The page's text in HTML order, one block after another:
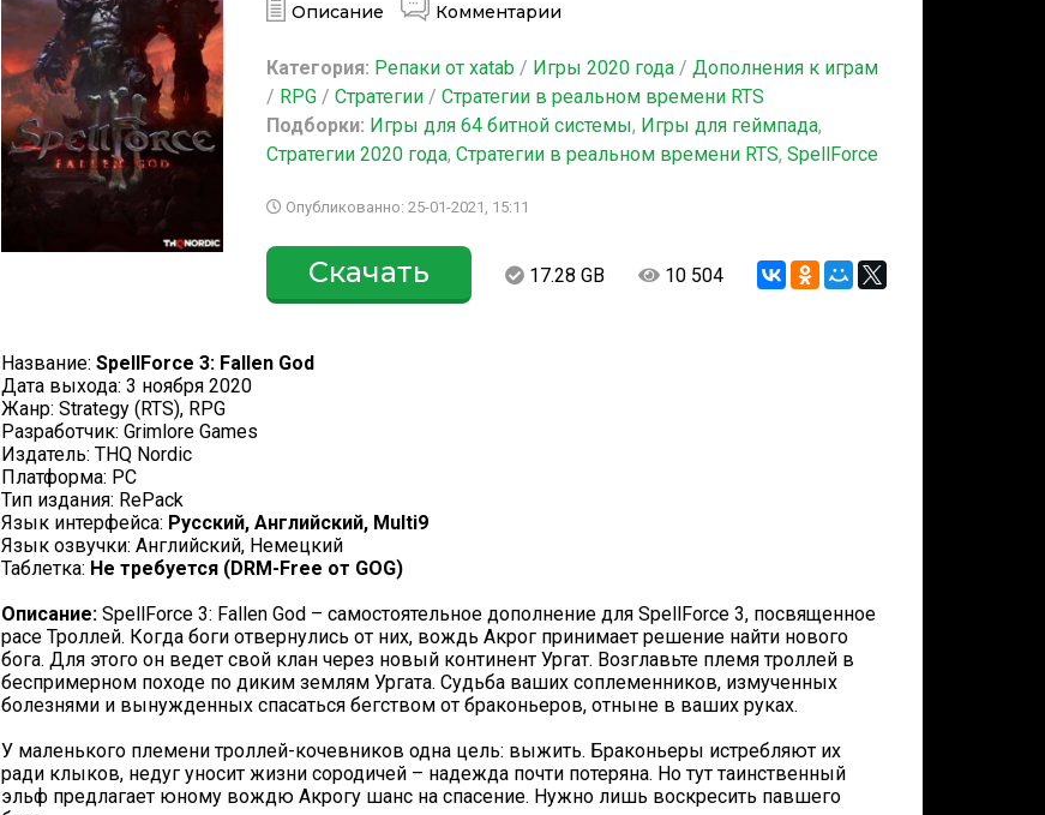
Описание Комментарии
Категория: Репаки от xatab / Игры 2020 года /Дополнения к играм
/ RPG /Стратегии /Стратегии в реальном времени RTS
Подборки: Игры для 64 битной системы, Игры для геймпада,
Стратегии 2020 года,Стратегии в реальном времени RTS,SpellForce
Опубликованно: 25-01-2021, 15:11
Скачать 17.28 GB 10 504
Название: SpellForce 3: Fallen God
Дата выхода: 3 ноября 2020
Жанр: Strategy (RTS), RPG
Разработчик: Grimlore Games
Издатель: THQ Nordic
Платформа: PC
Тип издания: RePack
Язык интерфейса: Русский, Английский, Multi9
Язык озвучки: Английский, Немецкий
Таблетка: Не требуется (DRM-Free от GOG)
Описание: SpellForce 3: Fallen God – самостоятельное дополнение для SpellForce 3, посвященное
расе Троллей. Когда боги отвернулись от них, вождь Акрог принимает решение найти нового
бога. Для этого он ведет свой клан через новый континент Ургат. Возглавьте племя троллей в
беспримерном походе по диким землям Ургата. Судьба ваших соплеменников, измученных
болезнями и вынужденных спасаться бегством от браконьеров, отныне в ваших руках.
У маленького племени троллей-кочевников одна цель: выжить. Браконьеры истребляют их
ради клыков, недуг уносит жизни сородичей – надежда почти потеряна. Но тут таинственный
эльф предлагает юному вождю Акрогу шанс на спасение. Нужно лишь воскресить павшего